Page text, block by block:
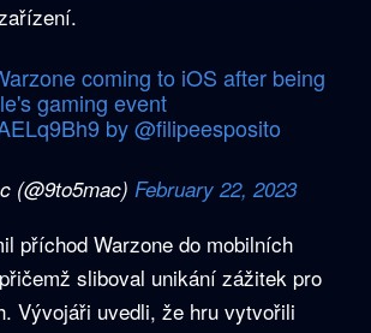
coming to iOS after being
gaming event
by@filipeesposito
(@9to5mac) February 22, 2023
příchod Warzone do mobilních
sliboval unikání zážitek pro
Vývojáři uvedli, že hru vytvořili